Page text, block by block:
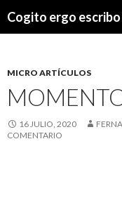
MICRO ARTÍCULOS
16 JULIO, 2020
COMENTARIO